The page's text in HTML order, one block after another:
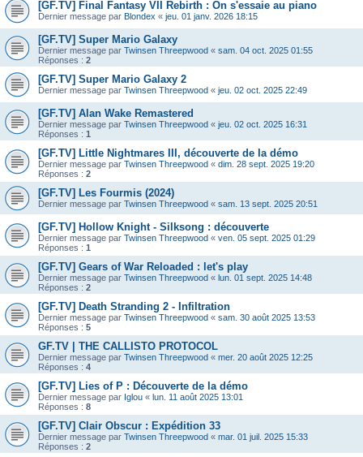
[GF.TV] Final Fantasy VII Rebirth : On s'essaie au piano
Dernier message par Blondex « jeu. 01 janv. 2026 18:15
[GF.TV] Super Mario Galaxy
Dernier message par Twinsen Threepwood « sam. 04 oct. 2025 01:55
Réponses : 2
[GF.TV] Super Mario Galaxy 2
Dernier message par Twinsen Threepwood « jeu. 02 oct. 2025 22:49
[GF.TV] Alan Wake Remastered
Dernier message par Twinsen Threepwood « jeu. 02 oct. 2025 16:31
Réponses : 1
[GF.TV] Little Nightmares III, découverte de la démo
Dernier message par Twinsen Threepwood « dim. 28 sept. 2025 19:20
Réponses : 2
[GF.TV] Les Fourmis (2024)
Dernier message par Twinsen Threepwood « sam. 13 sept. 2025 20:51
[GF.TV] Hollow Knight - Silksong : découverte
Dernier message par Twinsen Threepwood « ven. 05 sept. 2025 01:29
Réponses : 1
[GF.TV] Gears of War Reloaded : let's play
Dernier message par Twinsen Threepwood « lun. 01 sept. 2025 14:48
Réponses : 2
[GF.TV] Death Stranding 2 - Infiltration
Dernier message par Twinsen Threepwood « sam. 30 août 2025 13:53
Réponses : 5
GF.TV | THE CALLISTO PROTOCOL
Dernier message par Twinsen Threepwood « mer. 20 août 2025 12:25
Réponses : 4
[GF.TV] Lies of P : Découverte de la démo
Dernier message par Iglou « lun. 11 août 2025 13:01
Réponses : 8
[GF.TV] Clair Obscur : Expédition 33
Dernier message par Twinsen Threepwood « mar. 01 juil. 2025 15:33
Réponses : 2